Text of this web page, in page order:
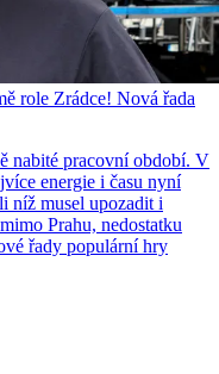
role Zrádce! Nová řada
nabité pracovní období. V
energie i času nyní
níž musel upozadit i
Prahu, nedostatku
řady populární hry